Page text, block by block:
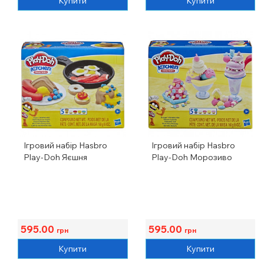
Ігровий набір Hasbro
Play-Doh Яєшня
595.00 грн
Купити
Ігровий набір Hasbro
Play-Doh Морозиво
595.00 грн
Купити